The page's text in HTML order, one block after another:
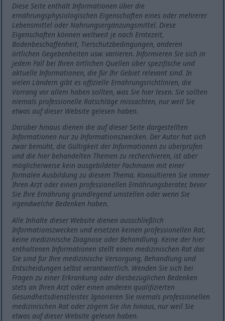
Diese Seite enthält Informationen über die
ernährungsphysiologischen Eigenschaften eines oder mehrerer
Lebensmittel oder Nahrungsergänzungsmittel. Diese
Eigenschaften können weltweit je nach Erntezeit,
Bodenbeschaffenheit, Tierschutzbedingungen, anderen
örtlichen Gegebenheiten usw. variieren. Informieren Sie sich in
jedem Fall bei Ihren örtlichen Quellen über spezifische und
aktuelle Informationen, die für Ihr Gebiet relevant sind. In
vielen Ländern gibt es offizielle Ernährungsrichtlinien, die
Vorrang vor allem haben sollten, was Sie hier lesen. Sie sollten
niemals professionelle Ratschläge missachten, nur weil Sie
etwas auf dieser Website gelesen haben.
Darüber hinaus dienen die auf dieser Seite dargestellten
Informationen nur zu Informationszwecken. Der Autor hat sich
zwar bemüht, die Gültigkeit der Informationen zu überprüfen
und die hier behandelten Themen zu recherchieren, ist aber
möglicherweise kein ausgebildeter Fachmann mit einer
formalen Ausbildung zu diesem Thema. Konsultieren Sie immer
Ihren Arzt oder einen professionellen Ernährungsberater, bevor
Sie Ihre Ernährung grundlegend umstellen oder wenn Sie
irgendwelche Bedenken haben.
Alle Inhalte dieser Website dienen ausschließlich
Informationszwecken und ersetzen keinen professionellen Rat,
keine medizinische Diagnose oder Behandlung. Keine der hier
enthaltenen Informationen stellt einen medizinischen Rat dar.
Sie sind für Ihre medizinische Versorgung, Behandlung und
Entscheidungen selbst verantwortlich. Wenden Sie sich bei
Fragen zu einer Erkrankung oder diesbezüglichen Bedenken
stets an Ihren Arzt oder einen anderen qualifizierten
Gesundheitsdienstleister. Ignorieren Sie niemals professionellen
medizinischen Rat oder zögern Sie ihn hinaus, nur weil Sie
etwas auf dieser Website gelesen haben.